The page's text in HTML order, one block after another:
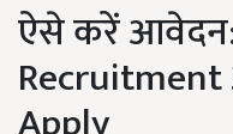
ऐसे करें आवेदन:
Recruitment